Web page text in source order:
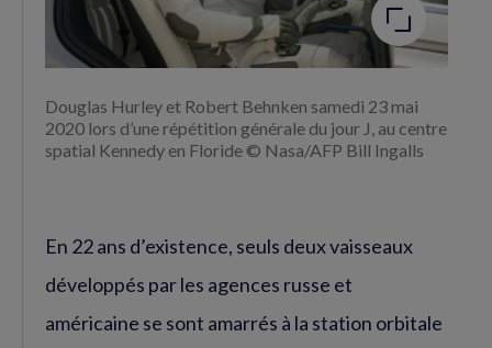
Douglas Hurley et Robert Behnken samedi 23 mai
2020 lors d’une répétition générale du jour J, au centre
spatial Kennedy en Floride © Nasa/AFP Bill Ingalls
En 22 ans d’existence, seuls deux vaisseaux
développés par les agences russe et
américaine se sont amarrés à la station orbitale